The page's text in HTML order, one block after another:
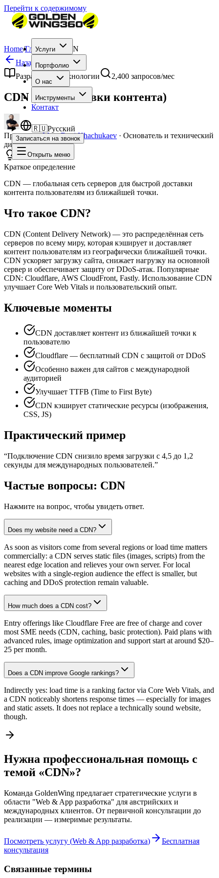
Перейти к содержимому
Услуги
Портфолио
О нас
Инструменты
Контакт
🇷🇺Русский
Записаться на звонок
Открыть меню
Home/Глоссарий /CDN
Назад к глоссарию
Разработка и технологии
2,400 запросов/мес
CDN (сеть доставки контента)
Проверено Mag. Deni Khachukaev · Основатель и технический
директор
Краткое определение
CDN — глобальная сеть серверов для быстрой доставки
контента пользователям из ближайшей точки.
Что такое CDN?
CDN (Content Delivery Network) — это распределённая сеть
серверов по всему миру, которая кэширует и доставляет
контент пользователям из географически ближайшей точки.
CDN ускоряет загрузку сайта, снижает нагрузку на основной
сервер и обеспечивает защиту от DDoS-атак. Популярные
CDN: Cloudflare, AWS CloudFront, Fastly. Использование CDN
улучшает Core Web Vitals и пользовательский опыт.
Ключевые моменты
CDN доставляет контент из ближайшей точки к
пользователю
Cloudflare — бесплатный CDN с защитой от DDoS
Особенно важен для сайтов с международной
аудиторией
Улучшает TTFB (Time to First Byte)
CDN кэширует статические ресурсы (изображения,
CSS, JS)
Практический пример
“Подключение CDN снизило время загрузки с 4,5 до 1,2
секунды для международных пользователей.”
Частые вопросы: CDN
Нажмите на вопрос, чтобы увидеть ответ.
Does my website need a CDN?
As soon as visitors come from several regions or load time matters
commercially: a CDN serves static files (images, scripts) from the
nearest edge location and relieves your own server. For local
websites with a single-region audience the effect is smaller, but
caching and DDoS protection remain valuable.
How much does a CDN cost?
Entry offerings like Cloudflare Free are free of charge and cover
most SME needs (CDN, caching, basic protection). Paid plans with
advanced rules, image optimization and support start at around $20–
25 per month.
Does a CDN improve Google rankings?
Indirectly yes: load time is a ranking factor via Core Web Vitals, and
a CDN noticeably shortens response times — especially for images
and static assets. It does not replace a technically sound website,
though.
Нужна профессиональная помощь с
темой «CDN»?
Команда GoldenWing предлагает стратегические услуги в
области "Web & App разработка" для австрийских и
международных клиентов. От первичной консультации до
реализации — измеримые результаты.
Посмотреть услугу (Web & App разработка)
Бесплатная
консультация
Связанные термины